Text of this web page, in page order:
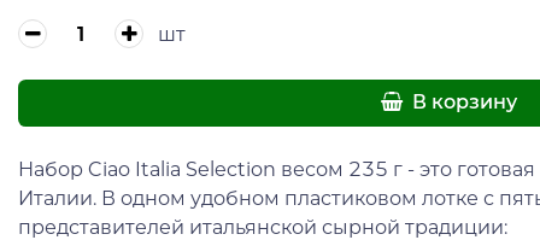
шт
В корзину
Набор Ciao Italia Selection весом 235 г - это
Италии. В одном удобном пластиковом лотке с
представителей итальянской сырной традиции: